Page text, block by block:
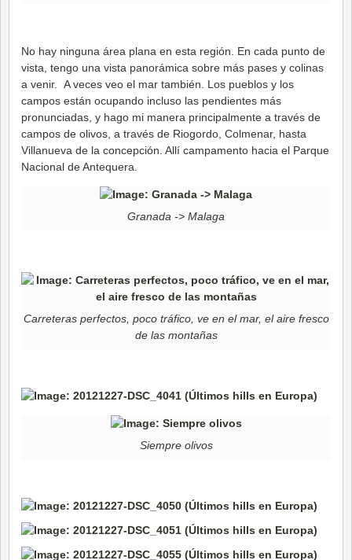
No hay ninguna área plana en esta región. En cada punto de
vista, tengo una vista panorámica sobre más pases y colinas
a venir. A veces veo el mar también. Los pueblos y los
campos están ocupando incluso las pendientes más
pronunciadas, y hago mi manera principalmente a través de
campos de olivos, a través de Riogordo, Colmenar, hasta
Villanueva de la concepción. Allí campamento hacia el Parque
Nacional de Antequera.
Granada -> Malaga
Carreteras perfectos, poco tráfico, ve en el mar, el aire fresco
de las montañas
Siempre olivos